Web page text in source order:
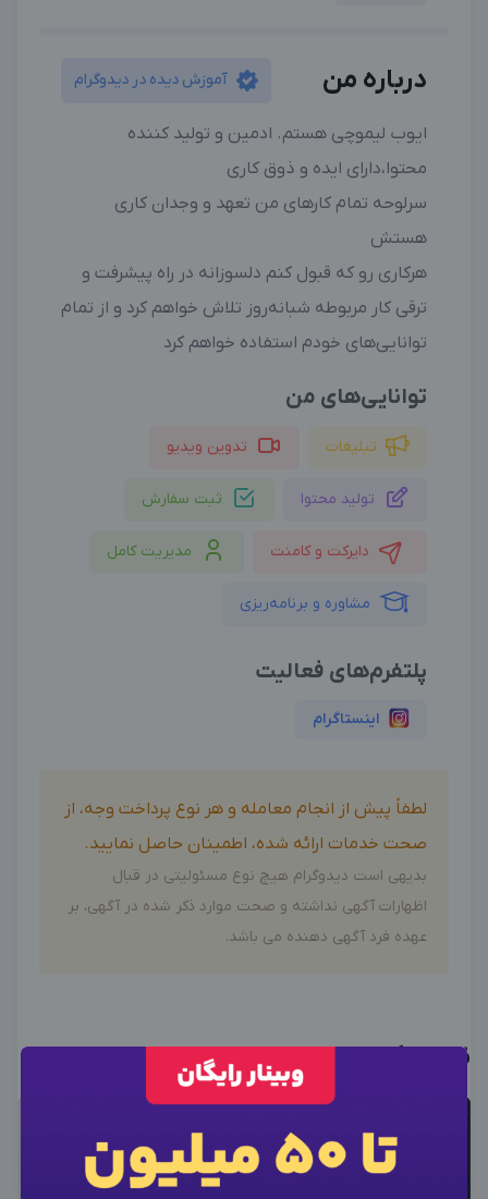
درباره من آموزش دیده در دیدوگرام
ایوب لیموچی هستم. ادمین و تولید کننده
محتوا،دارای ایده و ذوق کاری
سرلوحه تمام کارهای من تعهد و وجدان کاری
هستش
هرکاری رو که قبول کنم دلسوزانه در راه پیشرفت و
ترقی کار مربوطه شبانه‌روز تلاش خواهم کرد و از تمام
توانایی‌های خودم استفاده خواهم کرد
توانایی‌های من
تبلیغات تدوین ویدیو
تولید محتوا ثبت سفارش
دایرکت و کامنت مدیریت کامل
مشاوره و برنامه‌ریزی
پلتفرم‌های فعالیت
اینستاگرام
لطفاً پیش از انجام معامله و هر نوع پرداخت وجه، از
صحت خدمات ارائه شده، اطمینان حاصل نمایید.
بدیهی است دیدوگرام هیچ نوع مسئولیتی در قبال
اظهارات آگهی نداشته و صحت موارد ذکر شده در آگهی، بر
عهده فرد آگهی دهنده می باشد.
نمونه کارها
اطلاعات تماس
ورود به حساب کاربری
وارد حساب کاربری شوید